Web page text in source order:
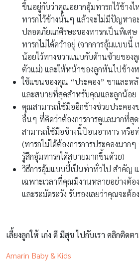
ขึ้นอยู่กับว่าคุณอยากอุ้มทารกไว้ข้าง
ทารกไว้ข้างนั้นๆ แล้วจะไม่มีปัญหาอ
ปลอดภัยแก่ศีรษะของทารกเป็นพิเศ
ทารกไม่ได้คว่ำอยู่ (จากการอุ้มแบบนี้
น้อยไว้ทางขวาแนบกับด้านซ้ายของ
ตัวแม่) และให้หน้าของลูกหันไปข้าง
ใช้แขนของคุณ “ประคอง” ขาและห
และสบายที่สุดสำหรับคุณและลูกน้อย
คุณสามารถใช้มืออีกข้างช่วยประคอง
อื่นๆ ที่คิดว่าต้องการการดูแลมากที่สุ
สามารถใช้มือข้างนี้ป้อนอาหาร หรือ
(ทารกไม่ได้ต้องการการประคองมาก
รู้สึกอุ้มทารกได้สบายมากขึ้นด้วย)
วิธีการอุ้มแบบนี้เป็นท่าทั่วไป สำคัญ
เฉพาะเวลาที่คุณมีงานหลายอย่างต้
และระมัดระวัง รับรองเลยว่าคุณจะ
เลี้ยงลูกให้ เก่ง ดี มีสุข ไปกับเรา คลิกติดต
Amarin Baby & Kids